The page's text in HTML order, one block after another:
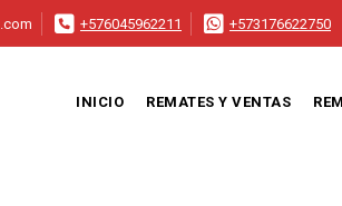
+576045962211 +573176622750
INICIO REMATES Y VENTAS